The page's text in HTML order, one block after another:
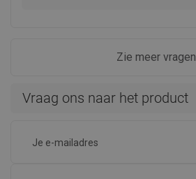
Zie meer vragen
Vraag ons naar het product